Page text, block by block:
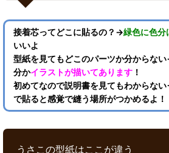
接着芯ってどこに貼るの？→緑色に色分
いいよ
型紙を見てもどこのパーツか分からな
分かイラストが描いてあります ！
初めてなので説明書を見てもわからな
で貼ると感覚で縫う場所がつかめるよ！
うさこの型紙はここが違う